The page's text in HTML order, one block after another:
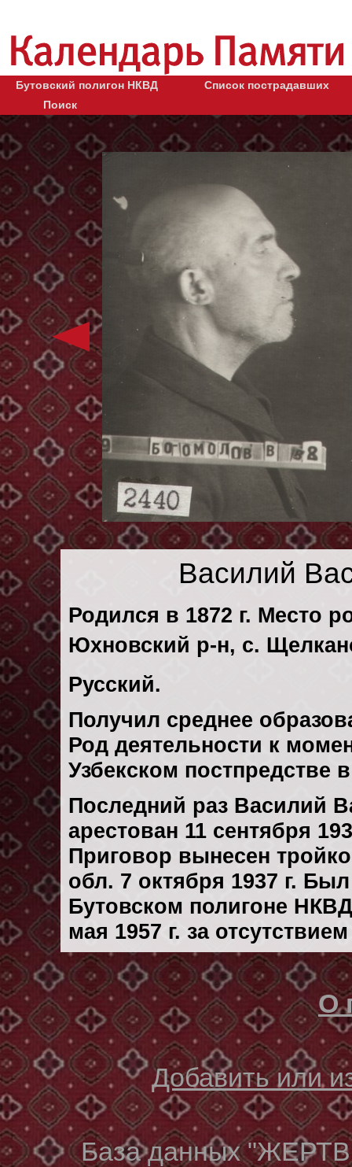
Бутовский полигон НКВД
Список пострадавших
Поиск
Василий
Родился в 1872 г. Место
Юхновский р-н, с.
Русский.
Получил среднее
Род деятельности к
Узбекском
Последний раз Василий
арестован 11 сентября
Приговор вынесен
обл. 7 октября 1937 г.
Бутовском полигоне
мая 1957 г. за
О
Добавить или
База данных